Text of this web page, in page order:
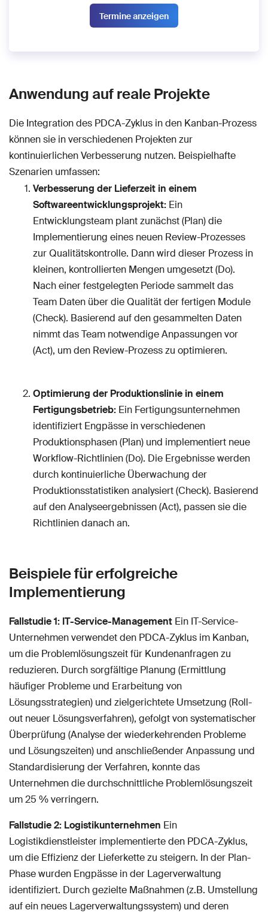
Termine anzeigen
Anwendung auf reale Projekte
Die Integration des PDCA-Zyklus in den Kanban-Prozess
können sie in verschiedenen Projekten zur
kontinuierlichen Verbesserung nutzen. Beispielhafte
Szenarien umfassen:
Verbesserung der Lieferzeit in einem
Softwareentwicklungsprojekt: Ein
Entwicklungsteam plant zunächst (Plan) die
Implementierung eines neuen Review-Prozesses
zur Qualitätskontrolle. Dann wird dieser Prozess in
kleinen, kontrollierten Mengen umgesetzt (Do).
Nach einer festgelegten Periode sammelt das
Team Daten über die Qualität der fertigen Module
(Check). Basierend auf den gesammelten Daten
nimmt das Team notwendige Anpassungen vor
(Act), um den Review-Prozess zu optimieren.
Optimierung der Produktionslinie in einem
Fertigungsbetrieb: Ein Fertigungsunternehmen
identifiziert Engpässe in verschiedenen
Produktionsphasen (Plan) und implementiert neue
Workflow-Richtlinien (Do). Die Ergebnisse werden
durch kontinuierliche Überwachung der
Produktionsstatistiken analysiert (Check). Basierend
auf den Analyseergebnissen (Act), passen sie die
Richtlinien danach an.
Beispiele für erfolgreiche
Implementierung
Fallstudie 1: IT-Service-Management Ein IT-Service-
Unternehmen verwendet den PDCA-Zyklus im Kanban,
um die Problemlösungszeit für Kundenanfragen zu
reduzieren. Durch sorgfältige Planung (Ermittlung
häufiger Probleme und Erarbeitung von
Lösungsstrategien) und zielgerichtete Umsetzung (Roll-
out neuer Lösungsverfahren), gefolgt von systematischer
Überprüfung (Analyse der wiederkehrenden Probleme
und Lösungszeiten) und anschließender Anpassung und
Standardisierung der Verfahren, konnte das
Unternehmen die durchschnittliche Problemlösungszeit
um 25 % verringern.
Fallstudie 2: Logistikunternehmen Ein
Logistikdienstleister implementierte den PDCA-Zyklus,
um die Effizienz der Lieferkette zu steigern. In der Plan-
Phase wurden Engpässe in der Lagerverwaltung
identifiziert. Durch gezielte Maßnahmen (z.B. Umstellung
auf ein neues Lagerverwaltungssystem) und deren